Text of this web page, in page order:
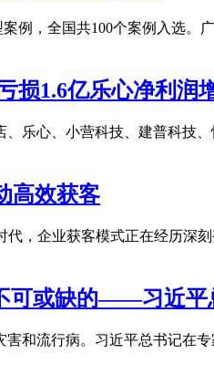
例，全国共100个案例入选
损1.6亿乐心净利润
乐心、小营科技、建普科技
高效获客
，企业获客模式正在经历深
可或缺的——习近平
和流行病。习近平总书记在